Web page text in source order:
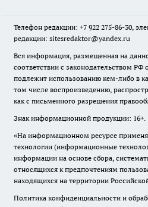
Телефон редакции: +7 922 275-86-30,
редакции: sitesredaktor@yandex.ru
Вся информация, размещенная на
соответствии с законодательством РФ
подлежит использованию кем-либо в
том числе воспроизведению,
как с письменного разрешения
Знак информационной продукции: 16+.
«На информационном ресурсе
технологии (информационные
информации на основе сбора,
относящихся к предпочтениям
находящихся на территории
Политика конфиденциальности и